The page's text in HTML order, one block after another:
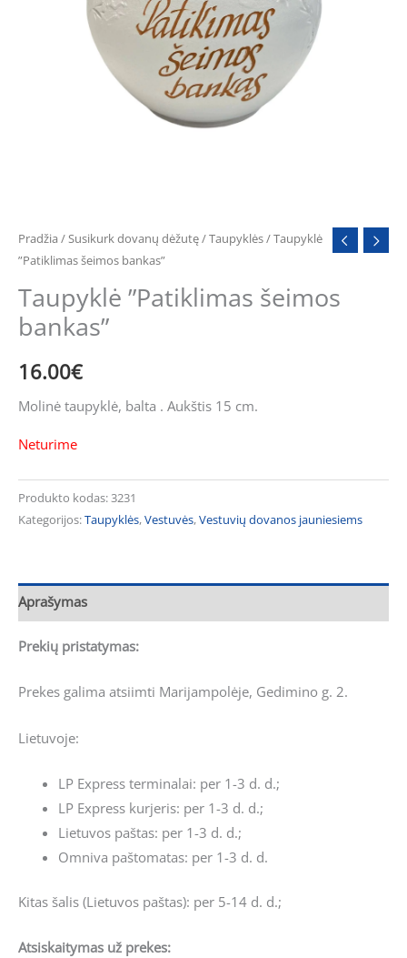
Pradžia / Susikurk dovanų dėžutę/Taupyklės/ Taupyklė
”Patiklimas šeimos bankas”
Taupyklė ”Patiklimas šeimos
bankas”
16.00€
Molinė taupyklė, balta . Aukštis 15 cm.
Neturime
Produkto kodas:3231
Kategorijos:Taupyklės,Vestuvės,Vestuvių dovanos jauniesiems
Aprašymas
Prekių pristatymas:
Prekes galima atsiimti Marijampolėje, Gedimino g. 2.
Lietuvoje:
LP Express terminalai: per 1-3 d. d.;
LP Express kurjeris: per 1-3 d. d.;
Lietuvos paštas: per 1-3 d. d.;
Omniva paštomatas: per 1-3 d. d.
Kitas šalis (Lietuvos paštas): per 5-14 d. d.;
Atsiskaitymas už prekes: